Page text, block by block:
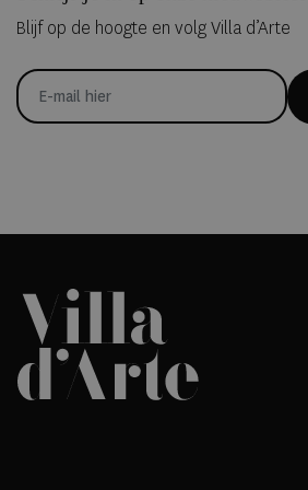
Blijf op de hoogte en volg Villa d’Arte